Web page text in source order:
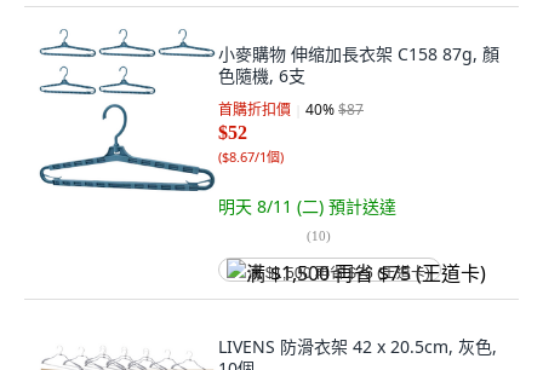
小麥購物 伸缩加長衣架 C158 87g, 顏
色隨機, 6支
首購折扣價 40%$87
$52
($8.67/1個)
明天 8/11 (二) 預計送達
(10)
满 $1,500 再省 $75 (王道卡)
LIVENS 防滑衣架 42 x 20.5cm, 灰色,